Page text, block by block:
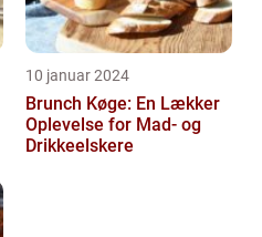
10 januar 2024
Brunch Køge: En Lækker
Oplevelse for Mad- og
Drikkeelskere